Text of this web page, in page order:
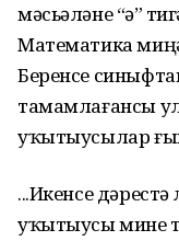
мәсьәләне “һә”
Математика
Беренсе
тамамлағансы
уҡытыусылар
...Икенсе дәрестә
уҡытыусы мине